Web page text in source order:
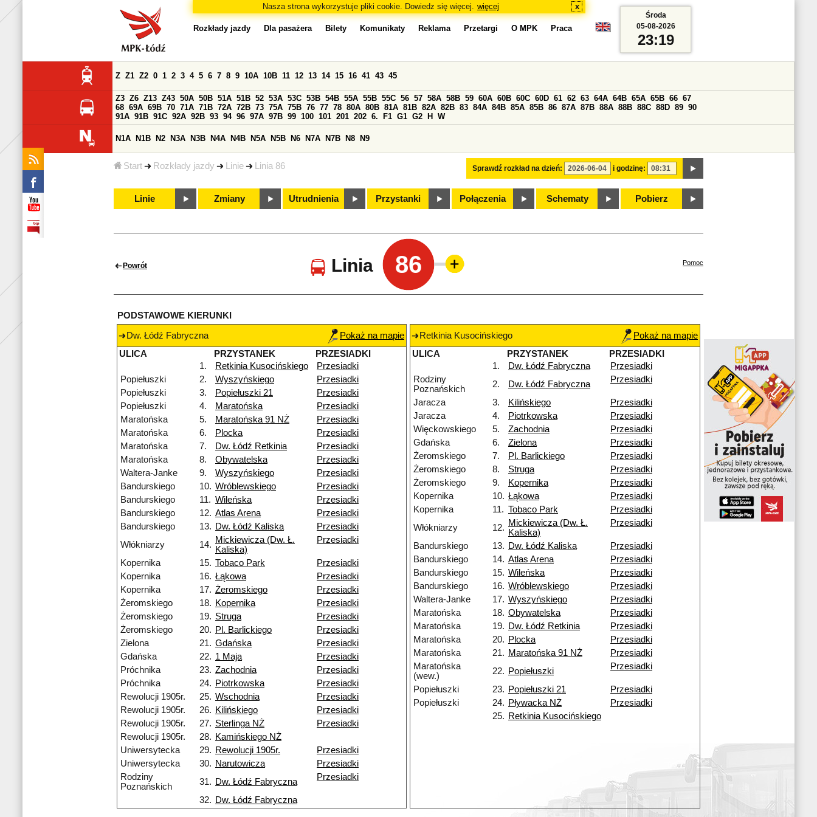
Nasza strona wykorzystuje pliki cookie. Dowiedz się więcej. więcej x
Start Rozkłady jazdy Linie Linia 86
Rozkłady jazdy Dla pasażera Bilety Komunikaty Reklama Przetargi O MPK Praca
Sprawdź rozkład na dzień: i godzinę:
Z Z1 Z2 0 1 2 3 4 5 6 7 8 9 10A 10B 11 12 13 14 15 16 41 43 45
Z3 Z6 Z13 Z43 50A 50B 51A 51B 52 53A 53C 53B 54B 55A 55B 55C 56 57 58A 58B 59 60A 60B 60C 60D 61 62 63 64A 64B 65A 65B 66 67
68 69A 69B 70 71A 71B 72A 72B 73 75A 75B 76 77 78 80A 80B 81A 81B 82A 82B 83 84A 84B 85A 85B 86 87A 87B 88A 88B 88C 88D 89 90
91A 91B 91C 92A 92B 93 94 96 97A 97B 99 100 101 201 202 6. F1 G1 G2 H W
N1A N1B N2 N3A N3B N4A N4B N5A N5B N6 N7A N7B N8 N9
Linie Zmiany Utrudnienia Przystanki Połączenia Schematy Pobierz
Środa
05-08-2026
23:19
Powrót Linia 86 Pomoc
PODSTAWOWE KIERUNKI
Dw. Łódź Fabryczna
Pokaż na mapie
ULICA
PRZYSTANEK
PRZESIADKI
1.
Retkinia Kusocińskiego
Przesiadki
Popiełuszki
2. Wyszyńskiego
Przesiadki
Popiełuszki
3. Popiełuszki 21
Przesiadki
Popiełuszki
4. Maratońska
Przesiadki
Maratońska
5. Maratońska 91 NŻ
Przesiadki
Maratońska
6. Plocka
Przesiadki
Maratońska
7. Dw. Łódź Retkinia
Przesiadki
Maratońska
8. Obywatelska
Przesiadki
Waltera-Janke
9. Wyszyńskiego
Przesiadki
Bandurskiego
10. Wróblewskiego
Przesiadki
Bandurskiego
11. Wileńska
Przesiadki
Bandurskiego
12. Atlas Arena
Przesiadki
Bandurskiego
13. Dw. Łódź Kaliska
Przesiadki
Włókniarzy
14. Mickiewicza (Dw. Ł.
Kaliska)
Przesiadki
Kopernika 15. Tobaco Park
Przesiadki
Kopernika
16. Łąkowa
Przesiadki
Kopernika
17. Żeromskiego
Przesiadki
Żeromskiego
18. Kopernika
Przesiadki
Żeromskiego
19. Struga
Przesiadki
Żeromskiego
20. Pl. Barlickiego
Przesiadki
Zielona
21. Gdańska
Przesiadki
Gdańska
22. 1 Maja
Przesiadki
Próchnika
23. Zachodnia
Przesiadki
Próchnika
24. Piotrkowska
Przesiadki
Rewolucji 1905r.
25. Wschodnia
Przesiadki
Rewolucji 1905r.
26. Kilińskiego
Przesiadki
Rewolucji 1905r.
27. Sterlinga NŻ
Przesiadki
Rewolucji 1905r.
28. Kamińskiego NŻ
Uniwersytecka
29. Rewolucji 1905r.
Przesiadki
Uniwersytecka
30. Narutowicza
Przesiadki
Rodziny
Poznańskich
31. Dw. Łódź Fabryczna Przesiadki
32. Dw. Łódź Fabryczna
Retkinia Kusocińskiego
Pokaż na mapie
ULICA
PRZYSTANEK
PRZESIADKI
1.
Dw. Łódź Fabryczna
Przesiadki
Rodziny
Poznańskich
2. Dw. Łódź Fabryczna Przesiadki
Jaracza 3. Kilińskiego
Przesiadki
Jaracza
4. Piotrkowska
Przesiadki
Więckowskiego
5. Zachodnia
Przesiadki
Gdańska
6. Zielona
Przesiadki
Żeromskiego
7. Pl. Barlickiego
Przesiadki
Żeromskiego
8. Struga
Przesiadki
Żeromskiego
9. Kopernika
Przesiadki
Kopernika
10. Łąkowa
Przesiadki
Kopernika
11. Tobaco Park
Przesiadki
Włókniarzy
12. Mickiewicza (Dw. Ł.
Kaliska)
Przesiadki
Bandurskiego 13. Dw. Łódź Kaliska
Przesiadki
Bandurskiego
14. Atlas Arena
Przesiadki
Bandurskiego
15. Wileńska
Przesiadki
Bandurskiego
16. Wróblewskiego
Przesiadki
Waltera-Janke
17. Wyszyńskiego
Przesiadki
Maratońska
18. Obywatelska
Przesiadki
Maratońska
19. Dw. Łódź Retkinia
Przesiadki
Maratońska
20. Plocka
Przesiadki
Maratońska
21. Maratońska 91 NŻ
Przesiadki
Maratońska
(wew.)
22. Popiełuszki Przesiadki
Popiełuszki 23. Popiełuszki 21
Przesiadki
Popiełuszki
24. Pływacka NŻ
Przesiadki
25. Retkinia Kusocińskiego